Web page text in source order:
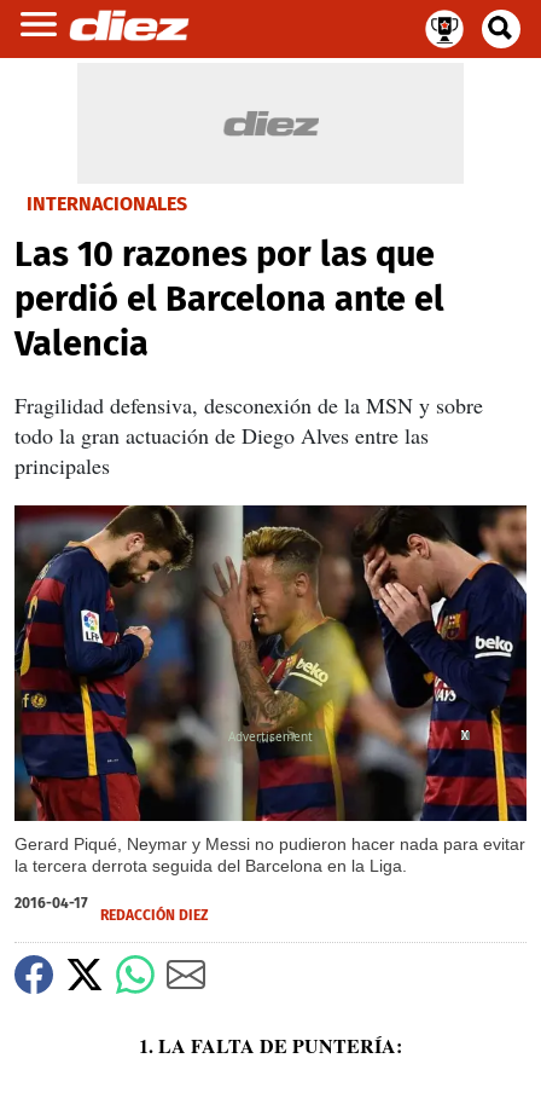
INTERNACIONALES
Las 10 razones por las que
perdió el Barcelona ante el
Valencia
Fragilidad defensiva, desconexión de la MSN y sobre
todo la gran actuación de Diego Alves entre las
principales
Gerard Piqué, Neymar y Messi no pudieron hacer nada para evitar
la tercera derrota seguida del Barcelona en la Liga.
X
X
X
X
X
X
X
X
X
2016-04-17
REDACCIÓN DIEZ
1. LA FALTA DE PUNTERÍA: